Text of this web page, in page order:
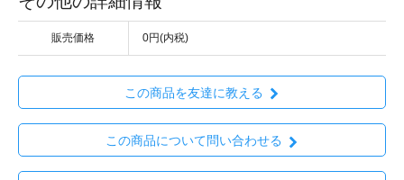
販売価格 0円(内税)
この商品を友達に教える
この商品について問い合わせる